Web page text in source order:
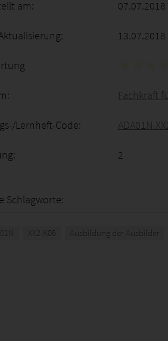
am:
13.07.2018
Fachkraft
Lernheft-Code: ADA01N-
2
Schlagworte:
XX2-K06 Ausbildung der Ausbilder